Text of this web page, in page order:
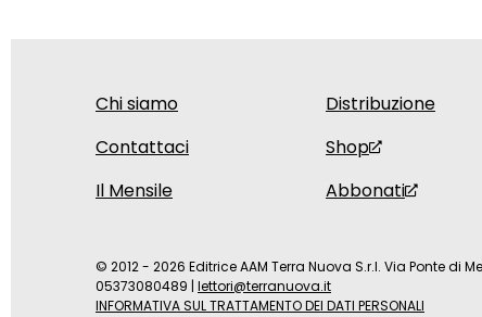
Chi siamo
Contattaci
Il Mensile
Distribuzione
Shop
Abbonati
© 2012 - 2026 Editrice AAM Terra Nuova S.r.l. Via Ponte di
05373080489 | lettori@terranuova.it
INFORMATIVA SUL TRATTAMENTO DEI DATI PERSONALI